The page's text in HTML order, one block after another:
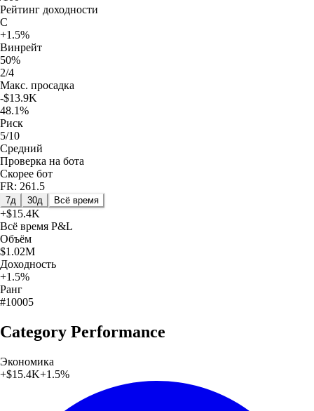
Рейтинг доходности
C
+1.5%
Винрейт
50%
2/4
Макс. просадка
-$13.9K
48.1%
Риск
5/10
Средний
Проверка на бота
Скорее бот
FR: 261.5
7д 30д Всё время
+$15.4K
Всё время P&L
Объём
$1.02M
Доходность
+1.5%
Ранг
#10005
Category Performance
Экономика
+$15.4K+1.5%